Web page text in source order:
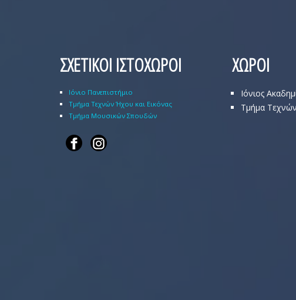
ΣΧΕΤΙΚΟΙ ΙΣΤΟΧΩΡΟΙ
Ιόνιο Πανεπιστήμιο
Τμήμα Τεχνών Ήχου και Εικόνας
Τμήμα Μουσικών Σπουδών
ΧΩΡΟΙ
Ιόνιος
Τμήμα